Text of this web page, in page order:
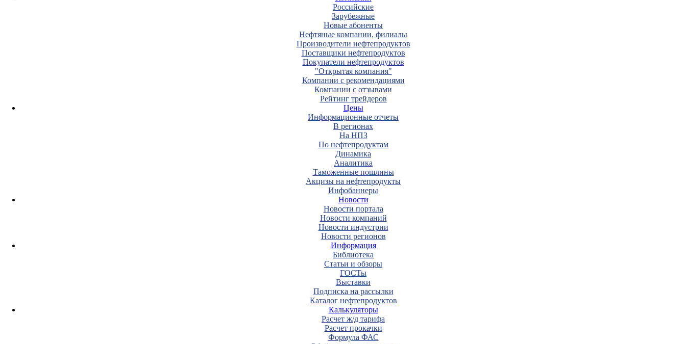
Российские
Зарубежные
Новые абоненты
Нефтяные компании, филиалы
Производители нефтепродуктов
Поставщики нефтепродуктов
Покупатели нефтепродуктов
"Открытая компания"
Компании с рекомендациями
Компании с отзывами
Рейтинг трейдеров
Цены
Информационные отчеты
В регионах
На НПЗ
По нефтепродуктам
Динамика
Аналитика
Таможенные пошлины
Акцизы на нефтепродукты
Инфобаннеры
Новости
Новости портала
Новости компаний
Новости индустрии
Новости регионов
Информация
Библиотека
Статьи и обзоры
ГОСТы
Выставки
Подписка на рассылки
Каталог нефтепродуктов
Калькуляторы
Расчет ж/д тарифа
Расчет прокачки
Формула ФАС